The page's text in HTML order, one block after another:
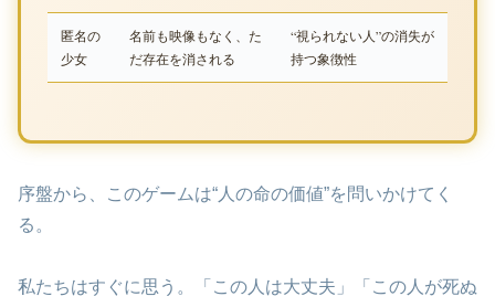
匿名の
少女
名前も映像もなく、た
だ存在を消される
“視られない人”の消失が
持つ象徴性
序盤から、このゲームは“人の命の価値”を問いかけてく
る。
私たちはすぐに思う。「この人は大丈夫」「この人が死ぬ